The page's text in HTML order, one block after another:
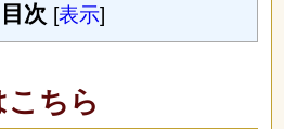
目次 [表示]
ちら